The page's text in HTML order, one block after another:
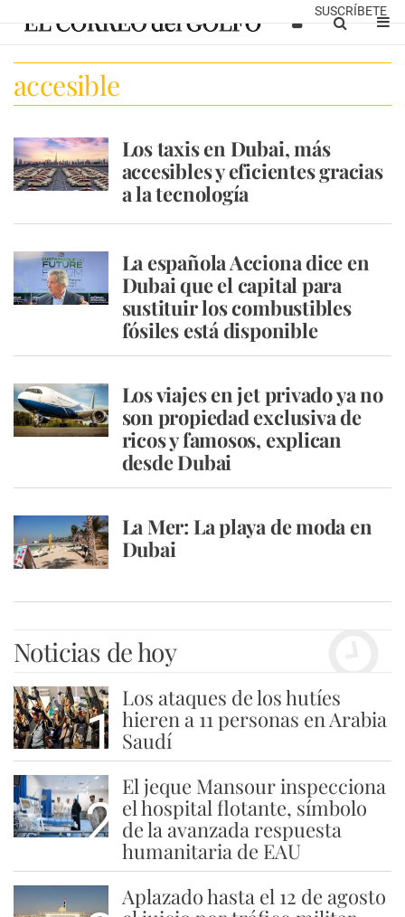
SUSCRÍBETE
accesible
Los taxis en Dubai, más
accesibles y eficientes gracias
a la tecnología
La española Acciona dice en
Dubai que el capital para
sustituir los combustibles
fósiles está disponible
Los viajes en jet privado ya no
son propiedad exclusiva de
ricos y famosos, explican
desde Dubai
La Mer: La playa de moda en
Dubai
Noticias de hoy
1
Los ataques de los hutíes
hieren a 11 personas en Arabia
Saudí
2
El jeque Mansour inspecciona
el hospital flotante, símbolo
de la avanzada respuesta
humanitaria de EAU
Aplazado hasta el 12 de agosto